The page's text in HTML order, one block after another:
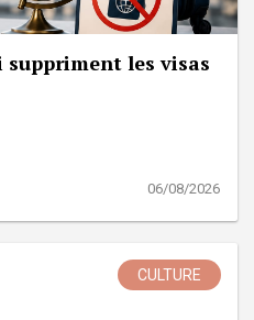
suppriment les visas
06/08/2026
CULTURE